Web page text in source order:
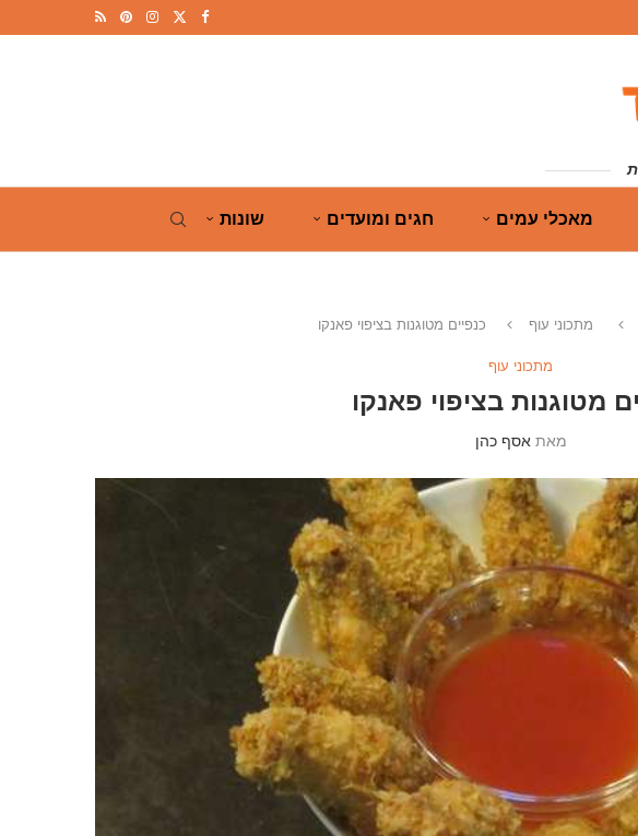
מאכלי עמים חגים ומועדים שונות
מתכוני עוף כנפיים מטוגנות בציפוי פאנקו
מתכוני עוף
מטוגנות בציפוי פאנקו
מאת אסף כהן